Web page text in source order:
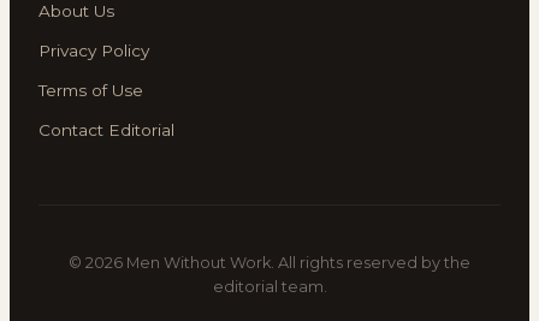
About Us
Privacy Policy
Terms of Use
Contact Editorial
© 2026 Men Without Work. All rights reserved by the
editorial team.